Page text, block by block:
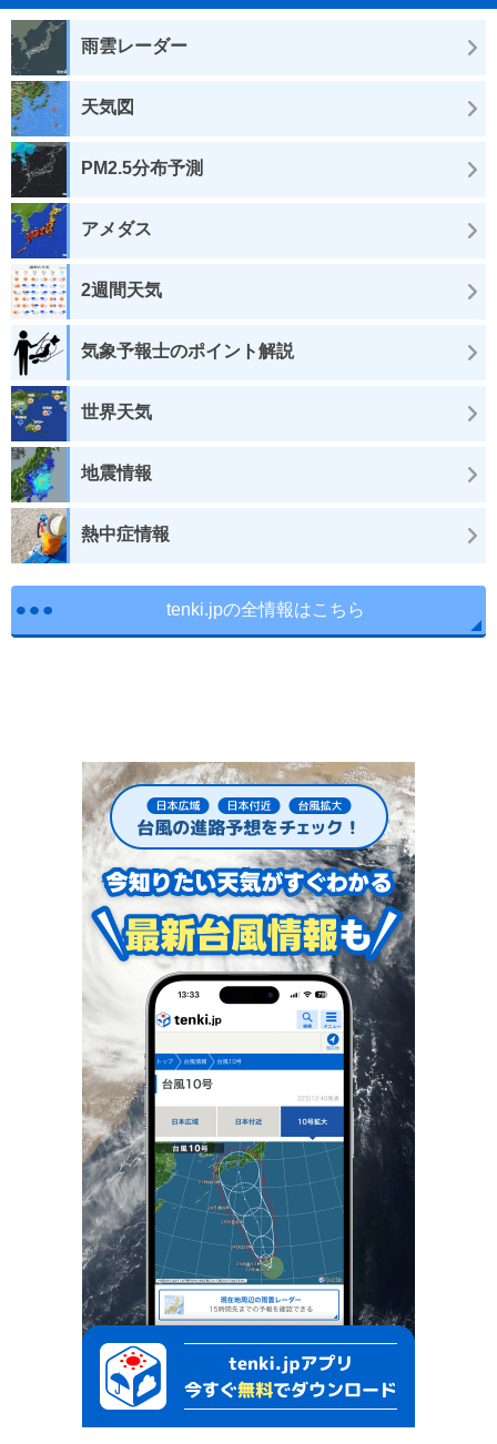
雨雲レーダー
天気図
PM2.5分布予測
アメダス
2週間天気
気象予報士のポイント解説
世界天気
地震情報
熱中症情報
tenki.jpの全情報はこちら